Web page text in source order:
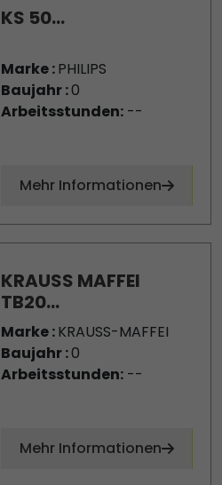
KS 50...
Marke :PHILIPS
Baujahr :0
Arbeitsstunden:--
Mehr Informationen
KRAUSS MAFFEI
TB20...
Marke :KRAUSS-MAFFEI
Baujahr :0
Arbeitsstunden:--
Mehr Informationen